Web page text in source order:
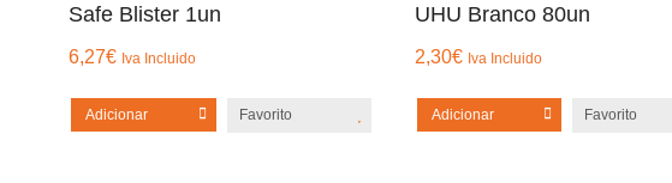
Safe Blister 1un
6,27€ Iva Incluido
Adicionar Favorito
UHU Branco 80un
2,30€ Iva Incluido
Adicionar Favorito